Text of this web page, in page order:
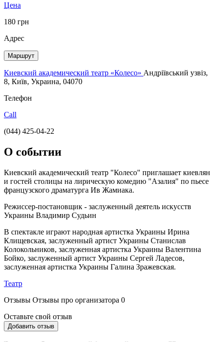
Цена
180 грн
Адрес
Маршрут
Киевский академический театр «Колесо» Андріївський узвіз,
8, Київ, Украина, 04070
Телефон
Call
(044) 425-04-22
О событии
Киевский академический театр "Колесо" приглашает киевлян
и гостей столицы на лирическую комедию "Азалия" по пьесе
французского драматурга Ив Жамиака.
Режиссер-постановщик - заслуженный деятель искусств
Украины Владимир Судьин
В спектакле играют народная артистка Украины Ирина
Клищевская, заслуженный артист Украины Станислав
Колокольников, заслуженная артистка Украины Валентина
Бойко, заслуженный артист Украины Сергей Ладесов,
заслуженная артистка Украины Галина Зражевская.
Театр
Отзывы Отзывы про организатора 0
Оставьте свой отзыв
Добавить отзыв